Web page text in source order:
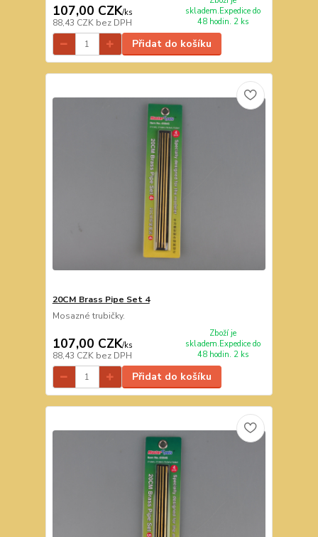
107,00 CZK/ks
88,43 CZK bez DPH
skladem.Expedice do
48 hodin. 2 ks
Přidat do košíku
20CM Brass Pipe Set 4
Mosazné trubičky.
107,00 CZK/ks
88,43 CZK bez DPH
Zboží je
skladem.Expedice do
48 hodin. 2 ks
Přidat do košíku